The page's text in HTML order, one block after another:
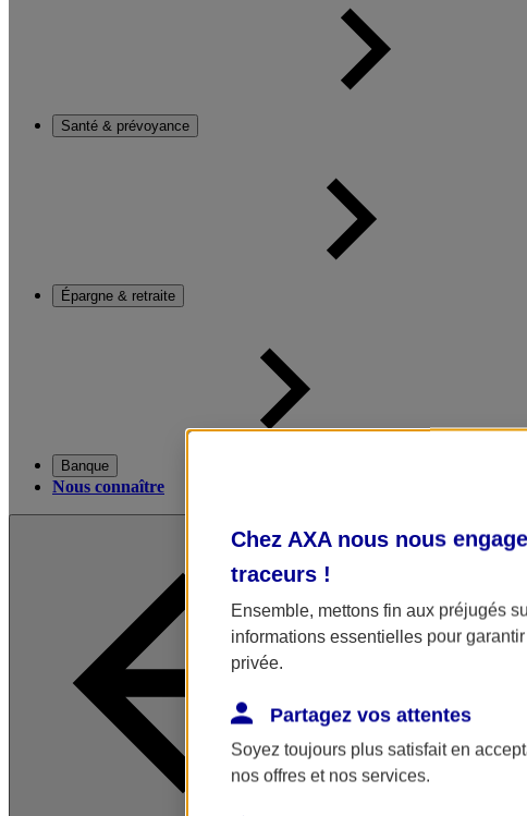
Santé & prévoyance
Épargne & retraite
Banque
Nous connaître
Chez AXA nous nous
traceurs !
Ensemble, mettons fin aux préjugés
informations essentielles pour
privée.
Partagez vos attentes
Soyez toujours plus satisfait en
nos offres et nos services.